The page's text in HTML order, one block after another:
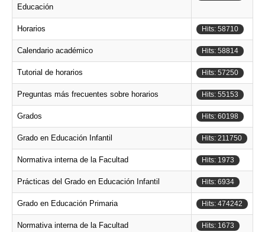
Educación
Horarios Hits: 58710
Calendario académico Hits: 58814
Tutorial de horarios Hits: 57250
Preguntas más frecuentes sobre horarios Hits: 55153
Grados Hits: 60198
Grado en Educación Infantil Hits: 211750
Normativa interna de la Facultad Hits: 1973
Prácticas del Grado en Educación Infantil Hits: 6934
Grado en Educación Primaria Hits: 474242
Normativa interna de la Facultad Hits: 1673